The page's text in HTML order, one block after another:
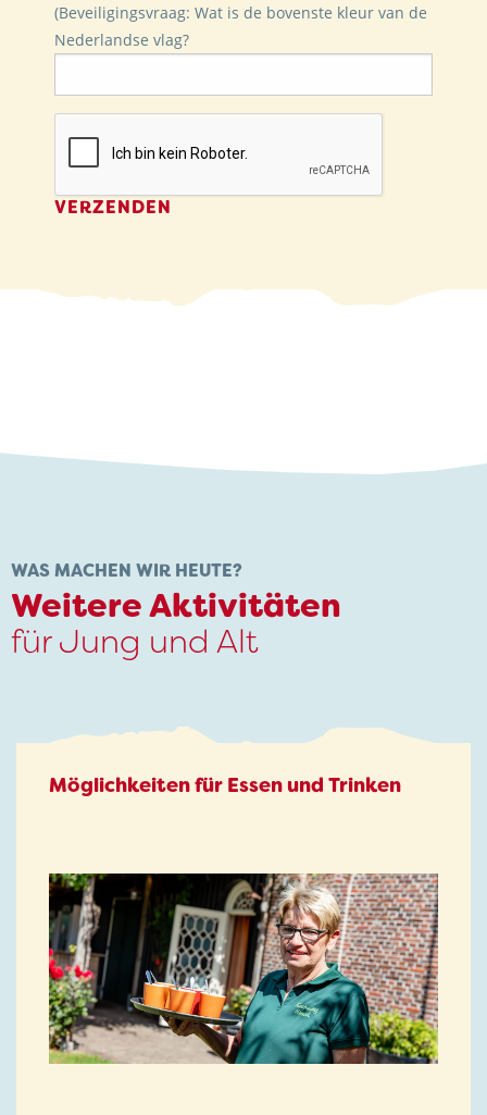
(Beveiligingsvraag: Wat is de bovenste kleur van de
Nederlandse vlag?
WAS MACHEN WIR HEUTE?
Weitere Aktivitäten
für Jung und Alt
Möglichkeiten für Essen und Trinken